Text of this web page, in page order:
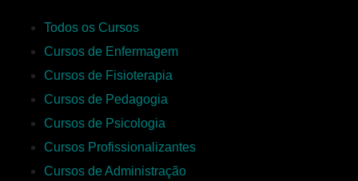
Todos os Cursos
Cursos de Enfermagem
Cursos de Fisioterapia
Cursos de Pedagogia
Cursos de Psicologia
Cursos Profissionalizantes
Cursos de Administração